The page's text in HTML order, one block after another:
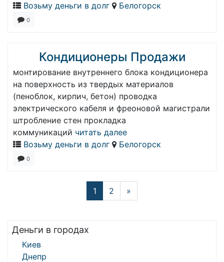
Возьму деньги в долг
Белогорск
0
Кондиционеры Продажи
монтирование внутреннего блока кондиционера
на поверхность из твердых материалов
(пеноблок, кирпич, бетон) проводка
электрического кабеля и фреоновой магистрали
штробление стен прокладка
коммуникаций читать далее
Возьму деньги в долг
Белогорск
0
1 2 »
Деньги в городах
Киев
Днепр